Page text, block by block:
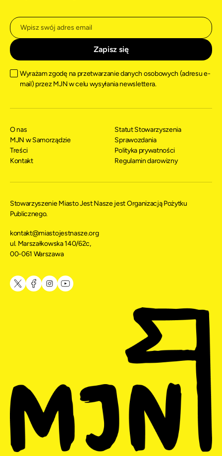
Wyrażam zgodę na przetwarzanie danych osobowych (adresu e-
mail) przez MJN w celu wysyłania newslettera.
Stowarzyszenie Miasto Jest Nasze jest Organizacją Pożytku
Publicznego.
kontakt@miastojestnasze.org
ul. Marszałkowska 140/62c,
00-061 Warszawa
O nas
MJN w Samorządzie
Treści
Kontakt
Statut Stowarzyszenia
Sprawozdania
Polityka prywatności
Regulamin darowizny